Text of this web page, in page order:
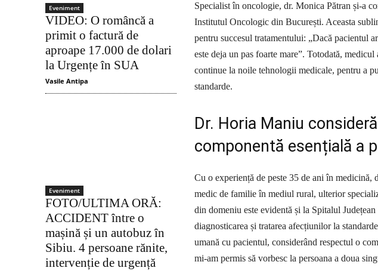
Eveniment
VIDEO: O româncă a
primit o factură de
aproape 17.000 de dolari
la Urgențe în SUA
Vasile Antipa
Eveniment
FOTO/ULTIMA ORĂ:
ACCIDENT între o
mașină și un autobuz în
Sibiu. 4 persoane rănite,
intervenție de urgență
Specialist în oncologie, dr. Monica Pătran și-a
Institutul Oncologic din București. Aceasta
pentru succesul tratamentului: „Dacă pacientul
este deja un pas foarte mare”. Totodată,
continue la noile tehnologii medicale, pentru a
standarde.
Dr. Horia Maniu
componentă esențială a
Cu o experiență de peste 35 de ani în
medic de familie în mediul rural, ulterior
din domeniu este evidentă și la Spitalul
diagnosticarea și tratarea afecțiunilor la
umană cu pacientul, considerând respectul o
mi-am permis să vorbesc la persoana a doua